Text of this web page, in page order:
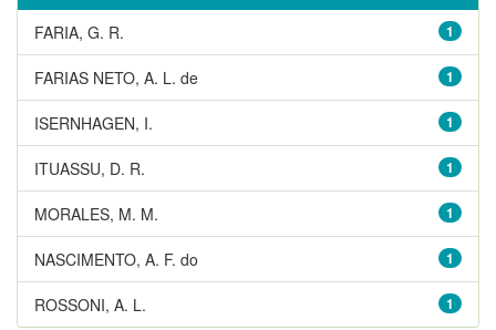
1
FARIA, G. R.
1
FARIAS NETO, A. L. de
1
ISERNHAGEN, I.
1
ITUASSU, D. R.
1
MORALES, M. M.
1
NASCIMENTO, A. F. do
1
ROSSONI, A. L.